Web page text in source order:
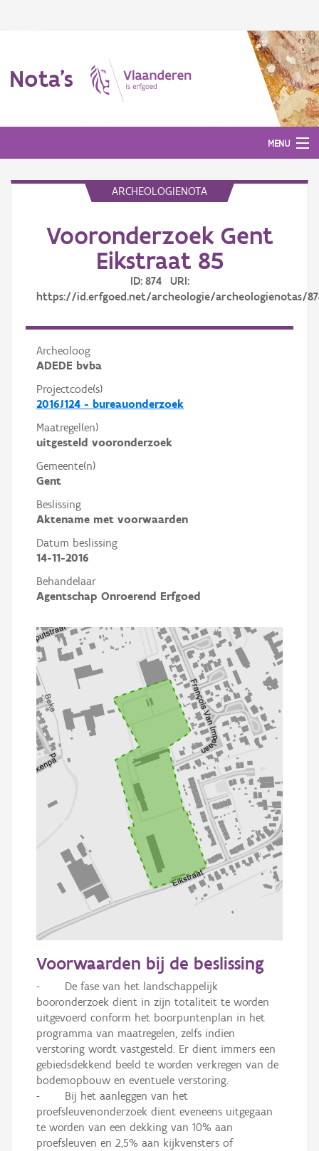
Nota's
MENU
Aanmelden
ARCHEOLOGIENOTA
Vooronderzoek Gent
Eikstraat 85
ID: 874 URI:
https://id.erfgoed.net/archeologie/archeologienotas/
Archeoloog
ADEDE bvba
Projectcode(s)
2016J124 - bureauonderzoek
Maatregel(en)
uitgesteld vooronderzoek
Gemeente(n)
Gent
Beslissing
Aktename met voorwaarden
Datum beslissing
14-11-2016
Behandelaar
Agentschap Onroerend Erfgoed
Informatie Vlaanderen
i
+ −
Voorwaarden bij de beslissing
-	De fase van het landschappelijk
booronderzoek dient in zijn totaliteit te worden
uitgevoerd conform het boorpuntenplan in het
programma van maatregelen, zelfs indien
verstoring wordt vastgesteld. Er dient immers een
gebiedsdekkend beeld te worden verkregen van de
bodemopbouw en eventuele verstoring.
-	Bij het aanleggen van het
proefsleuvenonderzoek dient eveneens uitgegaan
te worden van een dekking van 10% aan
proefsleuven en 2,5% aan kijkvensters of